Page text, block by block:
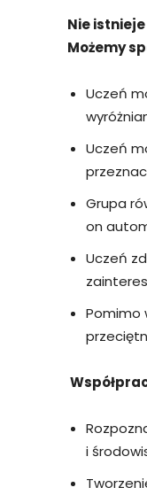
Nie
Możemy
Uczeń
Uczeń
Grupa
on
Uczeń
Pomimo
i